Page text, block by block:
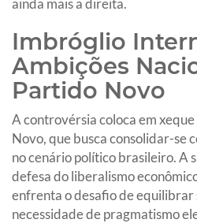
ainda mais a direita.
Imbróglio
Ambições
Partido Novo
A controvérsia coloca em
Novo, que busca consolidar-se
no cenário político brasileiro. A
defesa do liberalismo
enfrenta o desafio de equilibrar
necessidade de pragmatismo